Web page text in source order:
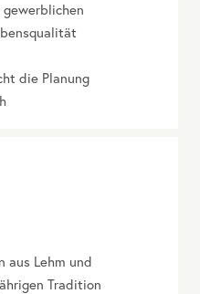
gewerblichen
die Planung
aus Lehm und
Tradition